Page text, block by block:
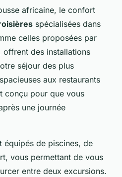
africaine, le confort
spécialisées dans
celles proposées par
offrent des installations
séjour des plus
aux restaurants
conçu pour que vous
une journée
équipés de piscines, de
vous permettant de vous
entre deux excursions.